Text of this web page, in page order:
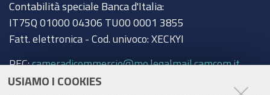
USIAMO I COOKIES
Contabilità speciale Banca d'Italia:
IT75Q 01000 04306 TU00 0001 3855
Fatt. elettronica - Cod. univoco: XECKYI
PEC:cameradicommercio@mo.legalmail.camcom.it
Trasparenza